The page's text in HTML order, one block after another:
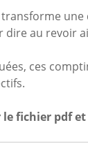
au revoir
ces
fichier pdf